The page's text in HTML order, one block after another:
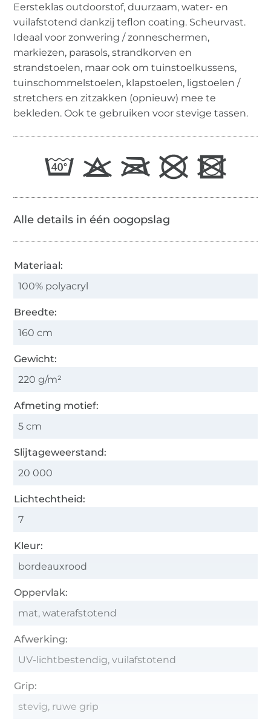
Eersteklas outdoorstof, duurzaam, water- en
vuilafstotend dankzij teflon coating. Scheurvast.
Ideaal voor zonwering / zonneschermen,
markiezen, parasols, strandkorven en
strandstoelen, maar ook om tuinstoelkussens,
tuinschommelstoelen, klapstoelen, ligstoelen /
stretchers en zitzakken (opnieuw) mee te
bekleden. Ook te gebruiken voor stevige tassen.
Alle details in één oogopslag
Materiaal:
100% polyacryl
Breedte:
160 cm
Gewicht:
220 g/m²
Afmeting motief:
5 cm
Slijtageweerstand:
20 000
Lichtechtheid:
7
Kleur:
bordeauxrood
Oppervlak:
mat, waterafstotend
Afwerking:
UV-lichtbestendig, vuilafstotend
Grip:
stevig, ruwe grip